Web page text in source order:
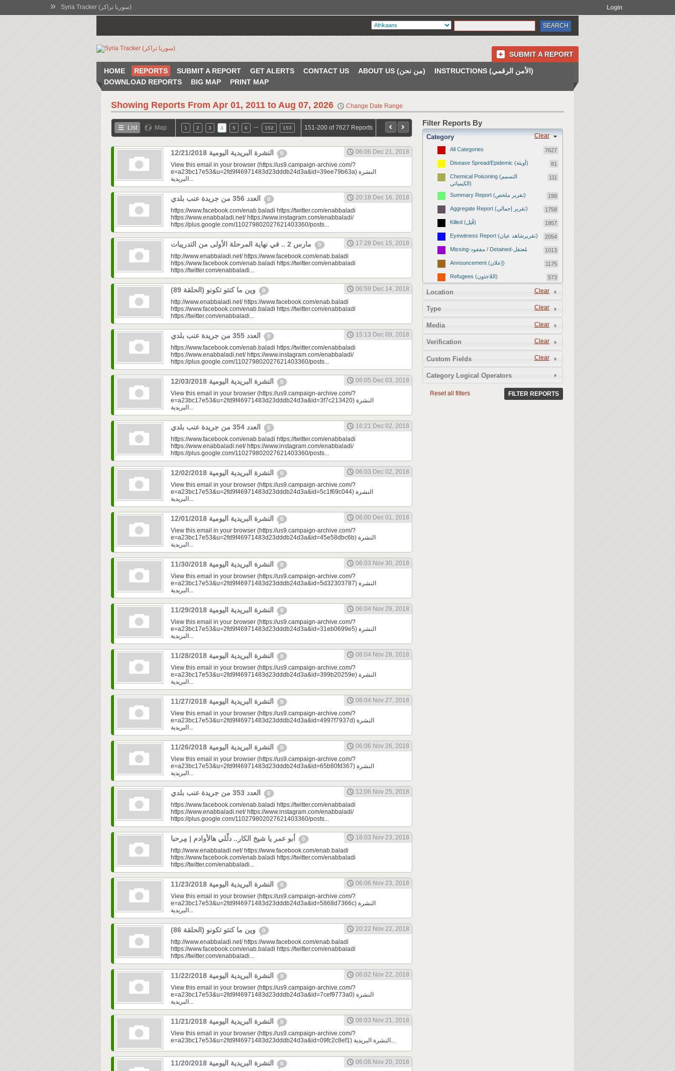
» Syria Tracker (سوريا تراكر) Login
SUBMIT A REPORT
HOME REPORTS SUBMIT A REPORT GET ALERTS CONTACT US ABOUT US (من نحن)
INSTRUCTIONS (الأمن الرقمي)
DOWNLOAD REPORTS
BIG MAP PRINT MAP
Showing Reports From Apr 01, 2011 to Aug 07, 2026 Change Date Range
List Map 1 2 3 4 5 6 152 153 151-200 of 7627 Reports
0
06:06 Dec 21, 2018
View this email in your browser (https://us9.campaign-archive.com/?
e=a23bc17e53&u=2fd9f46971483d23dddb24d3a&id=39ee79b63a) النشرة
البريدية...
0
20:18 Dec 16, 2018
https://www.facebook.com/enab.baladi https://twitter.com/enabbaladi
https://www.enabbaladi.net/ https://www.instagram.com/enabbaladi/
https://plus.google.com/110279802027621403360/posts...
0
17:28 Dec 15, 2018
http://www.enabbaladi.net/ https://www.facebook.com/enab.baladi
https://www.facebook.com/enab.baladi https://twitter.com/enabbaladi
https://twitter.com/enabbaladi...
0
06:59 Dec 14, 2018
http://www.enabbaladi.net/ https://www.facebook.com/enab.baladi
https://www.facebook.com/enab.baladi https://twitter.com/enabbaladi
https://twitter.com/enabbaladi...
0
15:13 Dec 09, 2018
https://www.facebook.com/enab.baladi https://twitter.com/enabbaladi
https://www.enabbaladi.net/ https://www.instagram.com/enabbaladi/
https://plus.google.com/110279802027621403360/posts...
0
06:05 Dec 03, 2018
View this email in your browser (https://us9.campaign-archive.com/?
e=a23bc17e53&u=2fd9f46971483d23dddb24d3a&id=3f7c213420) النشرة
البريدية...
0
16:21 Dec 02, 2018
https://www.facebook.com/enab.baladi https://twitter.com/enabbaladi
https://www.enabbaladi.net/ https://www.instagram.com/enabbaladi/
https://plus.google.com/110279802027621403360/posts...
0
06:03 Dec 02, 2018
View this email in your browser (https://us9.campaign-archive.com/?
e=a23bc17e53&u=2fd9f46971483d23dddb24d3a&id=5c1f69c044) النشرة
البريدية...
0
06:00 Dec 01, 2018
View this email in your browser (https://us9.campaign-archive.com/?
e=a23bc17e53&u=2fd9f46971483d23dddb24d3a&id=45e58dbc6b) النشرة
البريدية...
0
06:03 Nov 30, 2018
View this email in your browser (https://us9.campaign-archive.com/?
e=a23bc17e53&u=2fd9f46971483d23dddb24d3a&id=5d32303787) النشرة
البريدية...
0
06:04 Nov 29, 2018
View this email in your browser (https://us9.campaign-archive.com/?
e=a23bc17e53&u=2fd9f46971483d23dddb24d3a&id=31eb0699e5) النشرة
البريدية...
0
06:04 Nov 28, 2018
View this email in your browser (https://us9.campaign-archive.com/?
e=a23bc17e53&u=2fd9f46971483d23dddb24d3a&id=399b20259e) النشرة
البريدية...
0
06:04 Nov 27, 2018
View this email in your browser (https://us9.campaign-archive.com/?
e=a23bc17e53&u=2fd9f46971483d23dddb24d3a&id=4997f7937d) النشرة
البريدية...
0
06:06 Nov 26, 2018
View this email in your browser (https://us9.campaign-archive.com/?
e=a23bc17e53&u=2fd9f46971483d23dddb24d3a&id=65b80fd367) النشرة
البريدية...
0
12:06 Nov 25, 2018
https://www.facebook.com/enab.baladi https://twitter.com/enabbaladi
https://www.enabbaladi.net/ https://www.instagram.com/enabbaladi/
https://plus.google.com/110279802027621403360/posts...
0
18:03 Nov 23, 2018
http://www.enabbaladi.net/ https://www.facebook.com/enab.baladi
https://www.facebook.com/enab.baladi https://twitter.com/enabbaladi
https://twitter.com/enabbaladi...
0
06:06 Nov 23, 2018
View this email in your browser (https://us9.campaign-archive.com/?
e=a23bc17e53&u=2fd9f46971483d23dddb24d3a&id=5868d7366c) النشرة
البريدية...
0
20:22 Nov 22, 2018
http://www.enabbaladi.net/ https://www.facebook.com/enab.baladi
https://www.facebook.com/enab.baladi https://twitter.com/enabbaladi
https://twitter.com/enabbaladi...
0
06:02 Nov 22, 2018
View this email in your browser (https://us9.campaign-archive.com/?
e=a23bc17e53&u=2fd9f46971483d23dddb24d3a&id=7cef9773a0) النشرة
البريدية...
0
06:03 Nov 21, 2018
View this email in your browser (https://us9.campaign-archive.com/?
e=a23bc17e53&u=2fd9f46971483d23dddb24d3a&id=09fc2c8ef1) النشرة البريدية...
0
06:08 Nov 20, 2018
Filter Reports By
Clear
Category
All Categories 7627
Disease Spread/Epidemic (أوبئة) 81
Chemical Poisoning (التسمم
الكيميائي)
111
Summary Report (تقرير ملخص) 199
Aggregate Report (تقرير إجمالي) 1758
Killed (قُتِل) 1957
Eyewitness Report (تقريرشاهد عيان) 2054
Missing-مفقود / Detained-مُعتقل 1013
Announcement (إعلان) 1175
Refugees (اللاجئون) 573
1672
Revenge Killings (القتل بدافع الانتقام) 11
2
13
Clear
Location
Clear
Type
Clear
Media
Clear
Verification
Clear
Custom Fields
Category Logical Operators
Reset all filters FILTER REPORTS